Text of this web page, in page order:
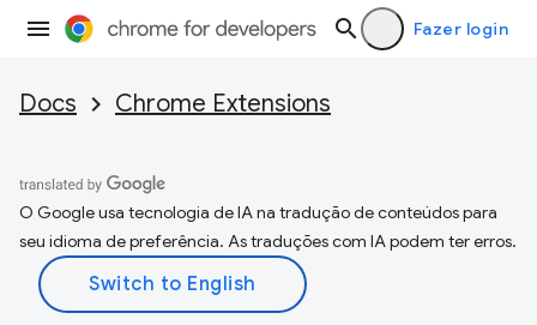
Fazer login
Docs Chrome Extensions
O Google usa tecnologia de IA na tradução de conteúdos para
seu idioma de preferência. As traduções com IA podem ter erros.